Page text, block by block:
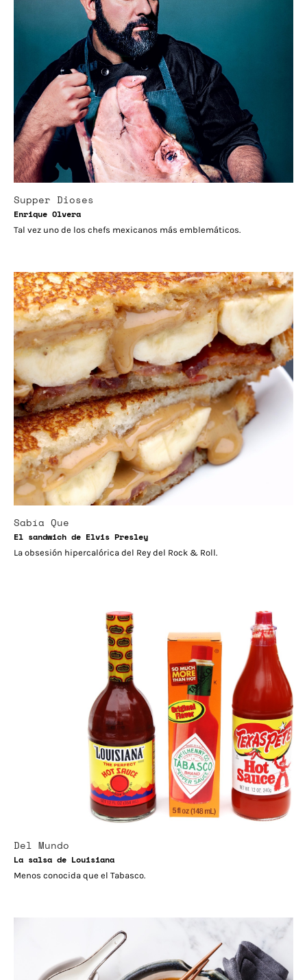
Supper Dioses
Enrique Olvera
Tal vez uno de los chefs mexicanos más emblemáticos.
Sabía Que
El sandwich de Elvis Presley
La obsesión hipercalórica del Rey del Rock & Roll.
Del Mundo
La salsa de Louisiana
Menos conocida que el Tabasco.